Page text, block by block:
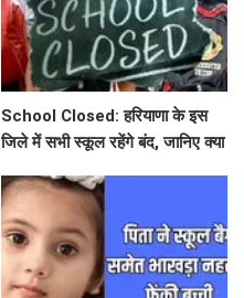
School Closed: हरियाणा के इस
जिले में सभी स्कूल रहेंगे बंद, जानिए क्या